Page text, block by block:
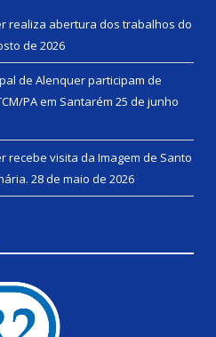
realiza abertura dos trabalhos do
de 2026
de Alenquer participam de
PA em Santarém 25 de junho
recebe visita da Imagem de Santo
28 de maio de 2026